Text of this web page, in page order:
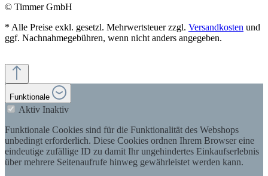
© Timmer GmbH
* Alle Preise exkl. gesetzl. Mehrwertsteuer zzgl. Versandkosten und
ggf. Nachnahmegebühren, wenn nicht anders angegeben.
Funktionale
Aktiv Inaktiv
Funktionale Cookies sind für die Funktionalität des Webshops
unbedingt erforderlich. Diese Cookies ordnen Ihrem Browser eine
eindeutige zufällige ID zu damit Ihr ungehindertes Einkaufserlebnis
über mehrere Seitenaufrufe hinweg gewährleistet werden kann.